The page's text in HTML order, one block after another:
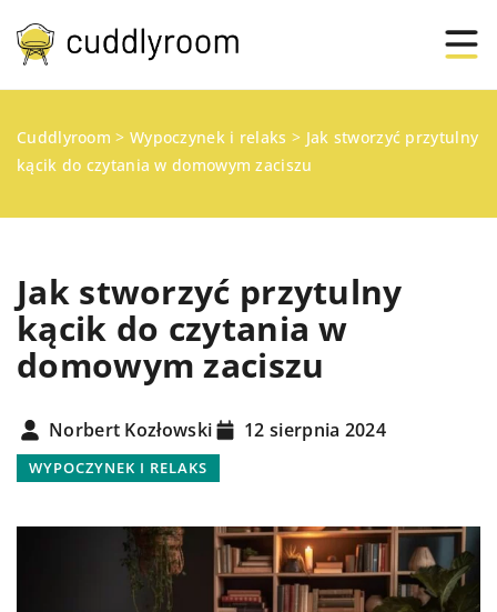
Cuddlyroom > Wypoczynek i relaks > Jak stworzyć przytulny
kącik do czytania w domowym zaciszu
Jak stworzyć przytulny
kącik do czytania w
domowym zaciszu
Norbert Kozłowski 12 sierpnia 2024
WYPOCZYNEK I RELAKS